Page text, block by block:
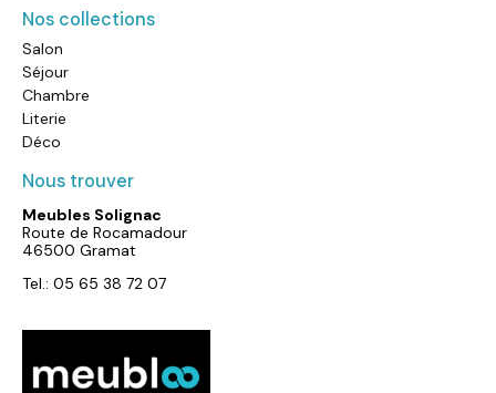
Nos collections
Salon
Séjour
Chambre
Literie
Déco
Nous trouver
Meubles Solignac
Route de Rocamadour
46500 Gramat
Tel.: 05 65 38 72 07